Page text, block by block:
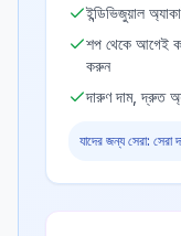
ইন্ডিভিজুয়াল
শপ থেকে আগেই
করুন
দারুণ দাম, দ্রুত
যাদের জন্য সেরা: সেরা